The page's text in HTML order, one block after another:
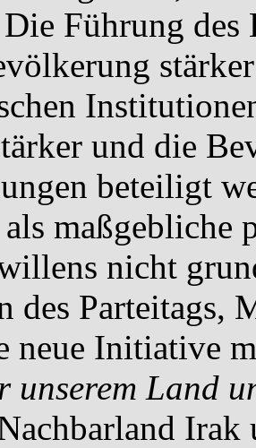
Führung des
und die
beteiligt
als
nicht
des Parteitags,
neue Initiative
unserem Land
Irak